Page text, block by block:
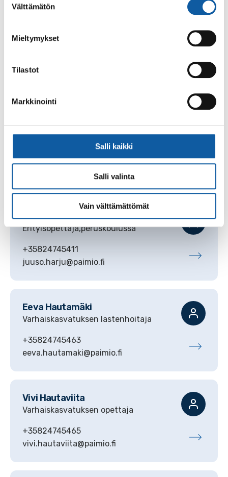
valinta
Välttämätön
Mieltymykset
Tilastot
Markkinointi
Salli kaikki
Salli valinta
Vain välttämättömät
Leila Halmari
+35824745462
TanjaHaltsonen
Koulusihteeri
+35824745382
tanja.haltsonen@paimio.fi
JuusoHarju
Erityisopettaja,peruskoulussa
+35824745411
juuso.harju@paimio.fi
Eeva Hautamäki
Varhaiskasvatuksen lastenhoitaja
+35824745463
eeva.hautamaki@paimio.fi
Vivi Hautaviita
Varhaiskasvatuksen opettaja
+35824745465
vivi.hautaviita@paimio.fi